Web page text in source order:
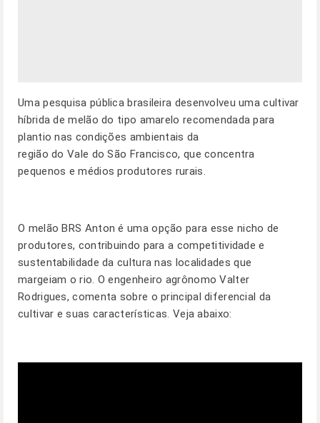
Uma pesquisa pública brasileira desenvolveu uma cultivar
híbrida de melão do tipo amarelo recomendada para
plantio nas condições ambientais da
região do Vale do São Francisco, que concentra
pequenos e médios produtores rurais.
O melão BRS Anton é uma opção para esse nicho de
produtores, contribuindo para a competitividade e
sustentabilidade da cultura nas localidades que
margeiam o rio. O engenheiro agrônomo Valter
Rodrigues, comenta sobre o principal diferencial da
cultivar e suas características. Veja abaixo: